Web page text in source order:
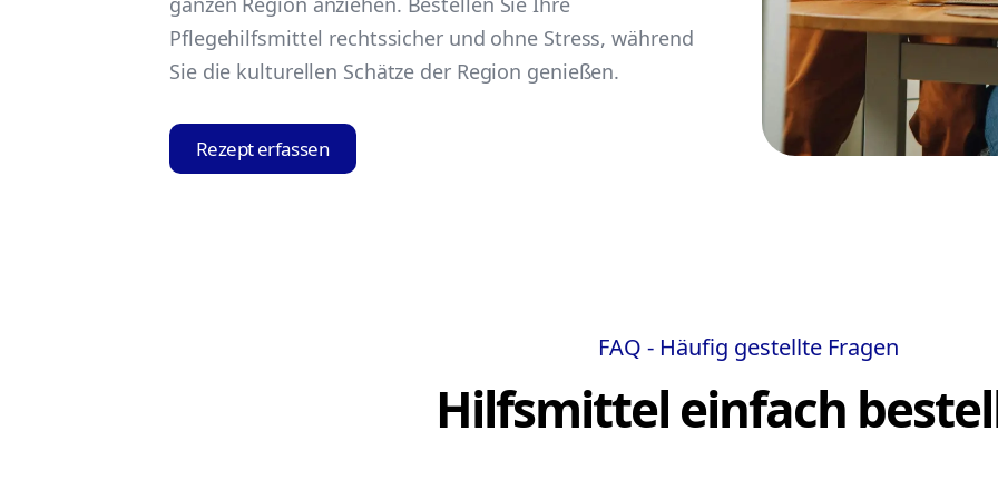
Pflegehilfsmittel rechtssicher und ohne Stress, während
Sie die kulturellen Schätze der Region genießen.
Rezept erfassen
FAQ - Häufig gestellte Fragen
Hilfsmittel einfach